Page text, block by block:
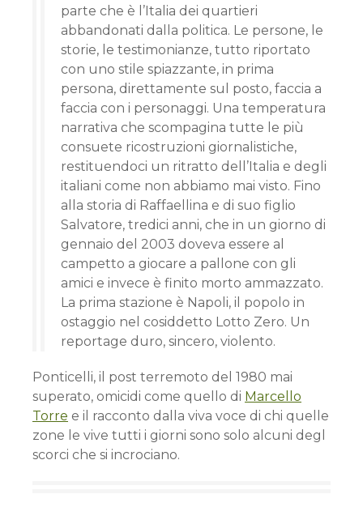
parte che è l’Italia dei quartieri
abbandonati dalla politica. Le persone, le
storie, le testimonianze, tutto riportato
con uno stile spiazzante, in prima
persona, direttamente sul posto, faccia a
faccia con i personaggi. Una temperatura
narrativa che scompagina tutte le più
consuete ricostruzioni giornalistiche,
restituendoci un ritratto dell’Italia e degli
italiani come non abbiamo mai visto. Fino
alla storia di Raffaellina e di suo figlio
Salvatore, tredici anni, che in un giorno di
gennaio del 2003 doveva essere al
campetto a giocare a pallone con gli
amici e invece è finito morto ammazzato.
La prima stazione è Napoli, il popolo in
ostaggio nel cosiddetto Lotto Zero. Un
reportage duro, sincero, violento.
Ponticelli, il post terremoto del 1980 mai
superato, omicidi come quello di Marcello
Torre e il racconto dalla viva voce di chi quelle
zone le vive tutti i giorni sono solo alcuni degl
scorci che si incrociano.